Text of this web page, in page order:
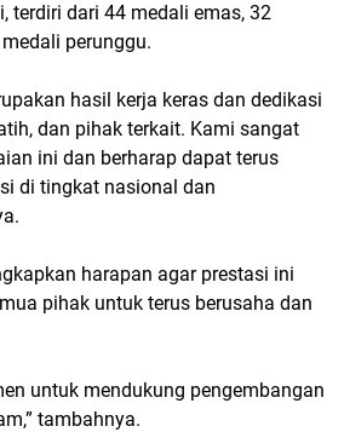
terdiri dari 44 medali emas, 32
perunggu.
hasil kerja keras dan dedikasi
dan pihak terkait. Kami sangat
ini dan berharap dapat terus
di tingkat nasional dan
harapan agar prestasi ini
pihak untuk terus berusaha dan
untuk mendukung pengembangan
tambahnya.